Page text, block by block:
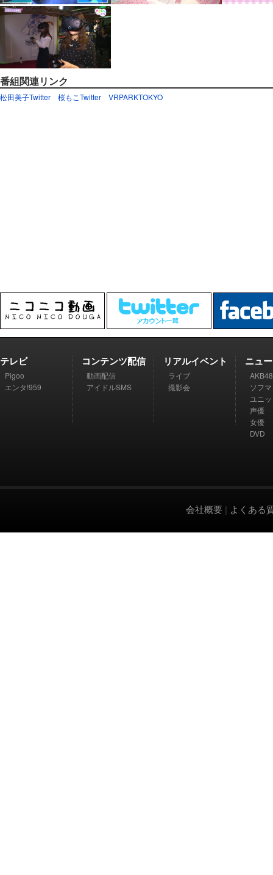
番組関連リンク
松田美子Twitter 桜もこTwitter VRPARKTOKYO
テレビ
Pigoo
エンタ!959
コンテンツ配信
動画配信
アイドルSMS
リアルイベント
ライブ
撮影会
ニュ
AKB48
ソフ
ユニ
声優
女優
DVD
会社概要 | よくある